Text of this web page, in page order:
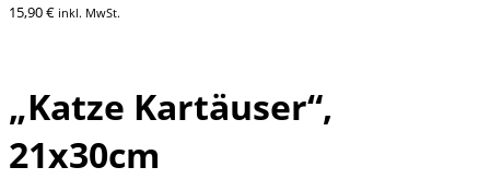
15,90€ inkl. MwSt.
„Katze Kartäuser“,
21x30cm